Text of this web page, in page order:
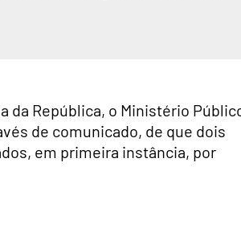
da República, o Ministério
de comunicado, de que dois
em primeira instância, por